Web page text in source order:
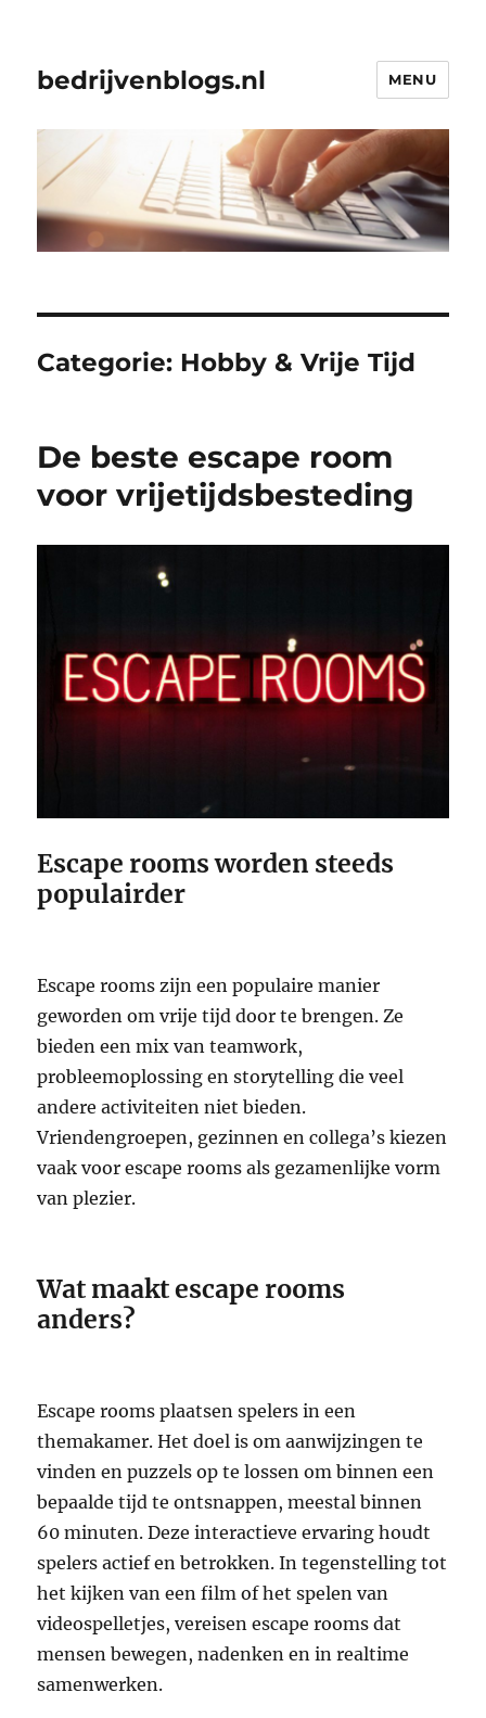
bedrijvenblogs.nl MENU
Categorie: Hobby & Vrije Tijd
De beste escape room
voor vrijetijdsbesteding
Escape rooms worden steeds
populairder
Escape rooms zijn een populaire manier
geworden om vrije tijd door te brengen. Ze
bieden een mix van teamwork,
probleemoplossing en storytelling die veel
andere activiteiten niet bieden.
Vriendengroepen, gezinnen en collega’s kiezen
vaak voor escape rooms als gezamenlijke vorm
van plezier.
Wat maakt escape rooms
anders?
Escape rooms plaatsen spelers in een
themakamer. Het doel is om aanwijzingen te
vinden en puzzels op te lossen om binnen een
bepaalde tijd te ontsnappen, meestal binnen
60 minuten. Deze interactieve ervaring houdt
spelers actief en betrokken. In tegenstelling tot
het kijken van een film of het spelen van
videospelletjes, vereisen escape rooms dat
mensen bewegen, nadenken en in realtime
samenwerken.